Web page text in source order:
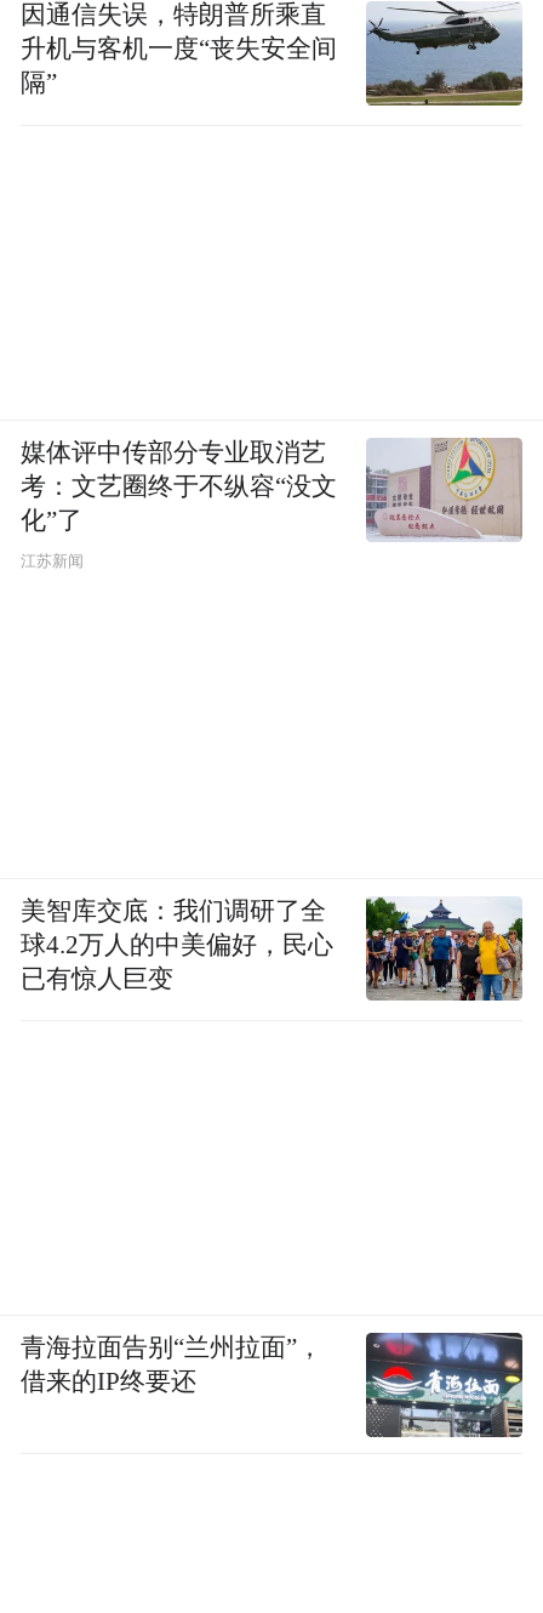
因通信失误，特朗普所乘直
升机与客机一度“丧失安全间
隔”
媒体评中传部分专业取消艺
考：文艺圈终于不纵容“没文
化”了
江苏新闻
美智库交底：我们调研了全
球4.2万人的中美偏好，民心
已有惊人巨变
青海拉面告别“兰州拉面”，
借来的IP终要还